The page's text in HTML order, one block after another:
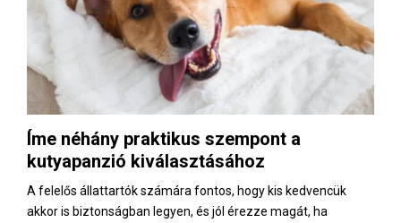
Íme néhány praktikus szempont a
kutyapanzió kiválasztásához
A felelős állattartók számára fontos, hogy kis kedvencük
akkor is biztonságban legyen, és jól érezze magát, ha